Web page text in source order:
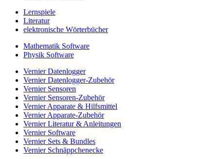
Lernspiele
Literatur
elektronische Wörterbücher
Mathematik Software
Physik Software
Vernier Datenlogger
Vernier Datenlogger-Zubehör
Vernier Sensoren
Vernier Sensoren-Zubehör
Vernier Apparate & Hilfsmittel
Vernier Apparate-Zubehör
Vernier Literatur & Anleitungen
Vernier Software
Vernier Sets & Bundles
Vernier Schnäppchenecke